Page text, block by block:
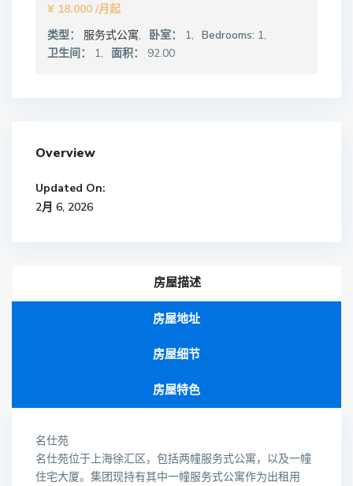
¥ 18.000 /月起
类型：
服务式公寓, 卧室： 1, Bedrooms: 1,
卫生间：
1, 面积： 92.00
Overview
Updated On:
2月 6, 2026
房屋描述
房屋地址
房屋细节
房屋特色
名仕苑
名仕苑位于上海徐汇区，包括两幢服务式公寓，以及一幢
住宅大厦。集团现持有其中一幢服务式公寓作为出租用